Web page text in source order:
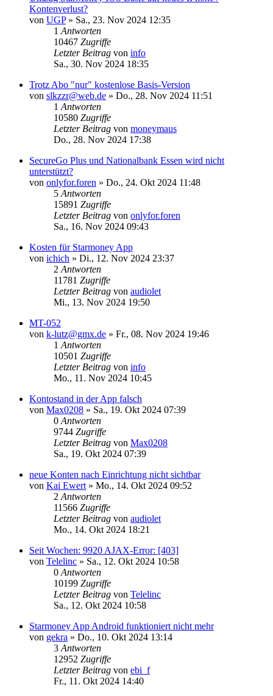
Kontenverlust?
von UGP» Sa., 23. Nov 2024 12:35
1 Antworten
10467 Zugriffe
Letzter Beitrag von info
Sa., 30. Nov 2024 18:35
Trotz Abo "nur" kostenlose Basis-Version
von slkzzr@web.de » Do., 28. Nov 2024 11:51
1 Antworten
10580 Zugriffe
Letzter Beitrag von moneymaus
Do., 28. Nov 2024 17:38
SecureGo Plus und Nationalbank Essen wird nicht
unterstützt?
von onlyfor.foren » Do., 24. Okt 2024 11:48
5 Antworten
15891 Zugriffe
Letzter Beitrag von onlyfor.foren
Sa., 16. Nov 2024 09:43
Kosten für Starmoney App
von ichich » Di., 12. Nov 2024 23:37
2 Antworten
11781 Zugriffe
Letzter Beitrag von audiolet
Mi., 13. Nov 2024 19:50
MT-052
von k-lutz@gmx.de » Fr., 08. Nov 2024 19:46
1 Antworten
10501 Zugriffe
Letzter Beitrag von info
Mo., 11. Nov 2024 10:45
Kontostand in der App falsch
von Max0208 » Sa., 19. Okt 2024 07:39
0 Antworten
9744 Zugriffe
Letzter Beitrag von Max0208
Sa., 19. Okt 2024 07:39
neue Konten nach Einrichtung nicht sichtbar
von Kai Ewert » Mo., 14. Okt 2024 09:52
2 Antworten
11566 Zugriffe
Letzter Beitrag von audiolet
Mo., 14. Okt 2024 18:21
Seit Wochen: 9920 AJAX-Error: [403]
von Telelinc » Sa., 12. Okt 2024 10:58
0 Antworten
10199 Zugriffe
Letzter Beitrag von Telelinc
Sa., 12. Okt 2024 10:58
Starmoney App Android funktioniert nicht mehr
von gekra » Do., 10. Okt 2024 13:14
3 Antworten
12952 Zugriffe
Letzter Beitrag von ebi_f
Fr., 11. Okt 2024 14:40